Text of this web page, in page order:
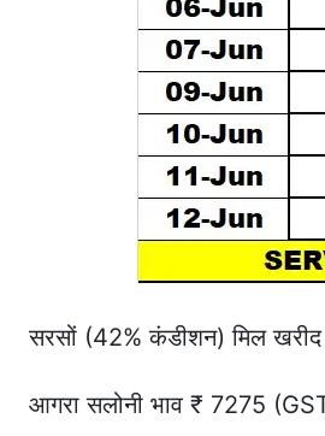
सरसों (42% कंडीशन) मिल
आगरा सलोनी भाव ₹ 7275